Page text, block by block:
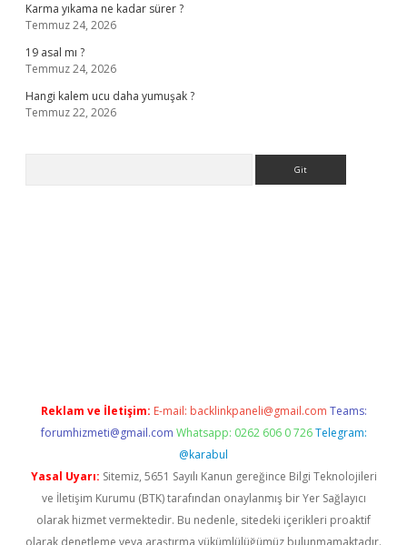
Karma yıkama ne kadar sürer ?
Temmuz 24, 2026
19 asal mı ?
Temmuz 24, 2026
Hangi kalem ucu daha yumuşak ?
Temmuz 22, 2026
Reklam ve İletişim: E-mail: backlinkpaneli@gmail.com Teams:
forumhizmeti@gmail.com Whatsapp: 0262 606 0 726 Telegram:
@karabul
Yasal Uyarı: Sitemiz, 5651 Sayılı Kanun gereğince Bilgi Teknolojileri
ve İletişim Kurumu (BTK) tarafından onaylanmış bir Yer Sağlayıcı
olarak hizmet vermektedir. Bu nedenle, sitedeki içerikleri proaktif
olarak denetleme veya araştırma yükümlülüğümüz bulunmamaktadır.